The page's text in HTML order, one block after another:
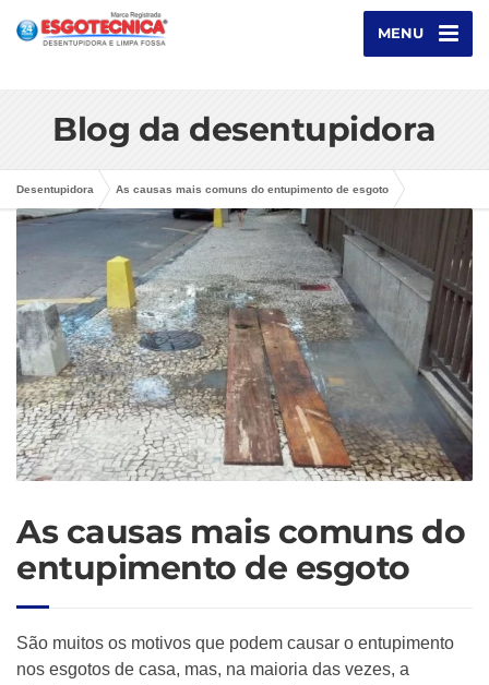
MENU
Blog da desentupidora
Desentupidora As causas mais comuns do entupimento de esgoto
As causas mais comuns do
entupimento de esgoto
São muitos os motivos que podem causar o entupimento
nos esgotos de casa, mas, na maioria das vezes, a